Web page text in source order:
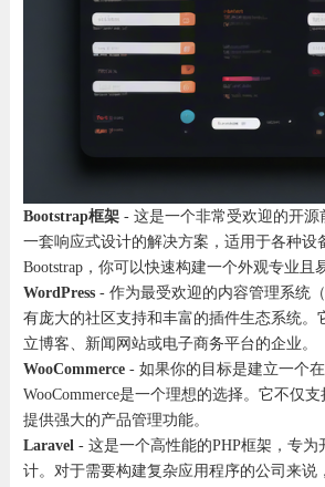
Bootstrap框架- 这是一个非常受欢迎的开源
一套响应式设计的解决方案，适用于各种设
Bootstrap，你可以快速构建一个外观专业且
WordPress- 作为最受欢迎的内容管理系统（
有庞大的社区支持和丰富的插件生态系统。
立博客、新闻网站或电子商务平台的企业。
WooCommerce- 如果你的目标是建立一个
WooCommerce是一个理想的选择。它不仅
提供强大的产品管理功能。
Laravel- 这是一个高性能的PHP框架，专为
计。对于需要构建复杂应用程序的公司来说